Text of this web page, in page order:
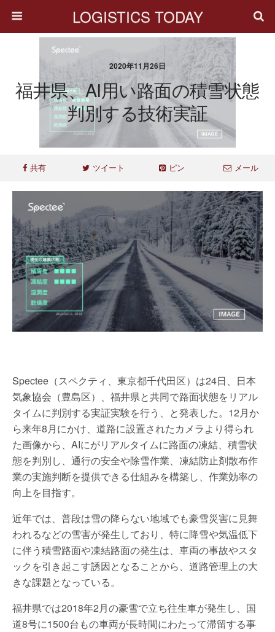
LOGISTICS TODAY
2020年11月26日
福井県、AI用い路面の積雪状態
判別する技術実証
共有 ツイート ピン メール
Spectee（スペクティ、東京都千代田区）は24日、日本
気象協会（豊島区）、福井県と共同で路面状態をリアル
タイムに判別する実証実験を行う、と発表した。12月か
ら来年8月にかけ、道路に設置されたカメラより得られ
た画像から、AIにがリアルタイムに路面の凍結、積雪状
態を判別し、通行の安全や除雪作業、凍結防止剤散布作
業の実施判断を提供できる仕組みを構築し、作業効率の
向上を目指す。
近年では、普段は雪の降らない地域でも豪雪災害に見舞
われるなどの雪害が発生しており、特に降雪や気温低下
に伴う積雪路面や凍結路面の発生は、車両の事故やスタ
ックを引き起こす誘因となることから、道路管理上の大
きな課題となっている。
福井県では2018年2月の豪雪で立ち往生車が発生し、国
道8号に1500台もの車両が長時間にわたって滞留する事